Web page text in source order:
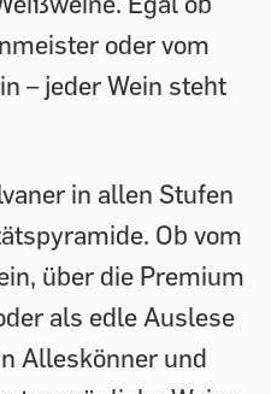
oder vom
– jeder Wein steht
in allen Stufen
Ob vom
über die Premium
als edle Auslese
Alleskönner und